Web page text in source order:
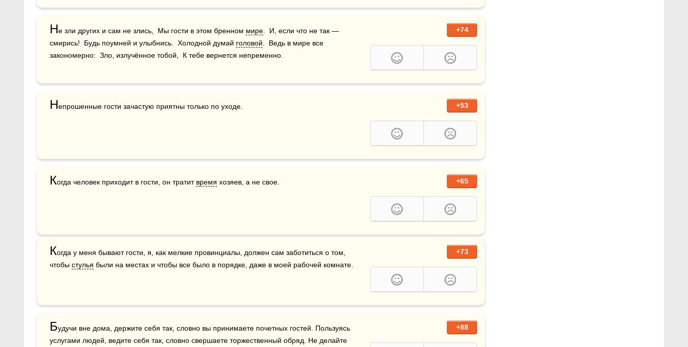
+74
Не зли других и сам не злись,  Мы гости в этом бренном мире .  И, если что не так —
смирись!  Будь поумней и улыбнись.  Холодной думай головой .  Ведь в мире все
закономерно:  Зло, излучённое тобой,  К тебе вернется непременно.
+53
Непрошенные гости зачастую приятны только по уходе.
+65
Когда человек приходит в гости, он тратит время хозяев, а не свое.
+73
Когда у меня бывают гости, я, как мелкие провинциалы, должен сам заботиться о том,
чтобы стулья были на местах и чтобы все было в порядке, даже в моей рабочей комнате.
+88
Будучи вне дома, держите себя так, словно вы принимаете почетных гостей. Пользуясь
услугами людей, ведите себя так, словно свершаете торжественный обряд. Не делайте